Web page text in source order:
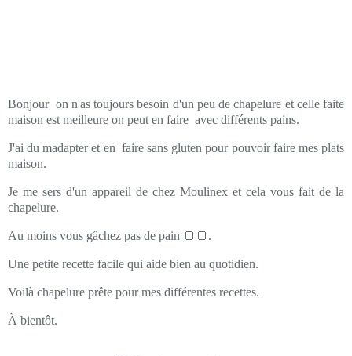
Bonjour on n'as toujours besoin d'un peu de chapelure et celle faite
maison est meilleure on peut en faire avec différents pains.
J'ai du madapter et en faire sans gluten pour pouvoir faire mes plats
maison.
Je me sers d'un appareil de chez Moulinex et cela vous fait de la
chapelure.
Au moins vous gâchez pas de pain 🍞🍞.
Une petite recette facile qui aide bien au quotidien.
Voilà chapelure prête pour mes différentes recettes.
À bientôt.